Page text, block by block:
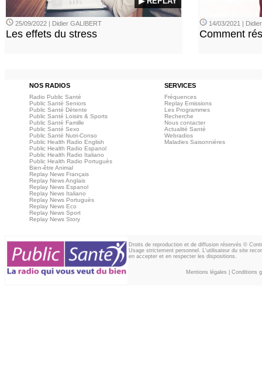
25/09/2022 | Didier GALIBERT
Les effets du stress
14/03/2021 |
Comment
NOS RADIOS SERVICES
Radio Public Santé
Public Santé Seniors
Public Santé Détente
Public Santé Loisirs & Sports
Public Santé Famille
Public Santé Sexo
Public Santé Nutri-Conso
Public Health Radio English
Public Health Radio Espanol
Public Health Radio Italiano
Public Health Radio Portuguès
Bien-être Animal
Replay News Français
Replay News Anglais
Replay News Espanol
Replay News Italiano
Replay News Portuguès
Replay News Eco
Replay News Sport
Replay News Story
Fréquences
Replay Emissions
Les Programmes
Recherche
Nous contacter
Actualité Santé
Webradios
Maladies Saisonnières
Droits de reproduction et de diffusion réservés ©
Usage strictement personnel. L'utilisateur du site
en accepter et en respecter les dispositions.
Mentions légales Conditions